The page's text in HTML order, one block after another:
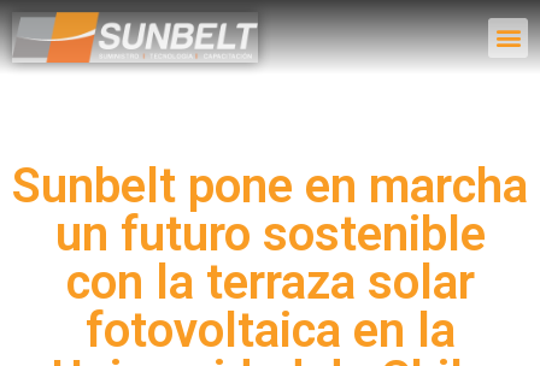
Sunbelt pone en marcha
un futuro sostenible
con la terraza solar
fotovoltaica en la